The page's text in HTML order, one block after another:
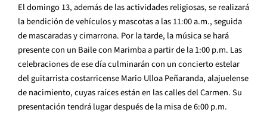
El domingo 13, además de las actividades religiosas, se realizará
la bendición de vehículosymascotas a las 11:00 a.m., seguida
de mascaradas y cimarrona. Por la tarde, la música se hará
presente con un Baile con Marimba a partir de la 1:00 p.m. Las
celebraciones de ese díaculminarán con un concierto estelar
del guitarrista costarricense Mario Ulloa Peñaranda, alajuelense
de nacimiento, cuyas raíces están en las calles del Carmen. Su
presentación tendrá lugar después de la misa de 6:00 p.m.